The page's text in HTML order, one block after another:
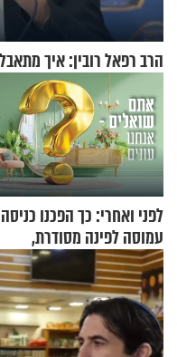
הרב רפאל רובין: איך
לפני ואחרי: כך הפכנו כניסה
עמוסה לפינה מסודרת,
שימושית ומזמינה